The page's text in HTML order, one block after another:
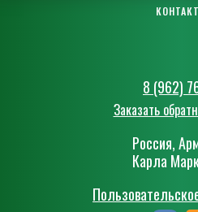
8 (962)
Заказать
Россия,
Карла